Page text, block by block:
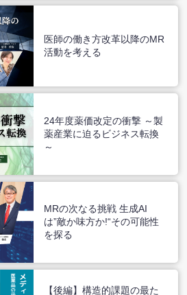
医師の働き方改革以降のMR
活動を考える
24年度薬価改定の衝撃 ～製
薬産業に迫るビジネス転換
～
MRの次なる挑戦 生成AI
は”敵か味方か!“その可能性
を探る
【後編】構造的課題の最た